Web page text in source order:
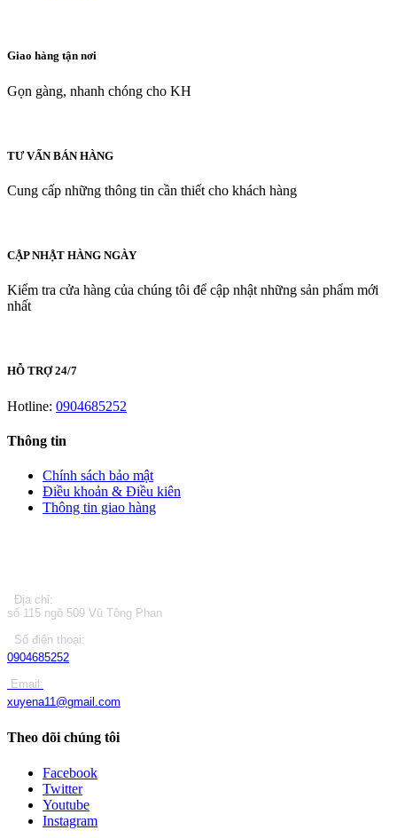
Giao hàng tận nơi
Gọn gàng, nhanh chóng cho KH
TƯ VẤN BÁN HÀNG
Cung cấp những thông tin cần thiết cho khách hàng
CẬP NHẬT HÀNG NGÀY
Kiểm tra cửa hàng của chúng tôi để cập nhật những sản phẩm mới
nhất
HỖ TRỢ 24/7
Hotline: 0904685252
Thông tin
Chính sách bảo mật
Điều khoản & Điều kiên
Thông tin giao hàng
Địa chỉ:
số 115 ngõ 509 Vũ Tông Phan
Số điện thoại:
0904685252
Email:
xuyena11@gmail.com
Theo dõi chúng tôi
Facebook
Twitter
Youtube
Instagram